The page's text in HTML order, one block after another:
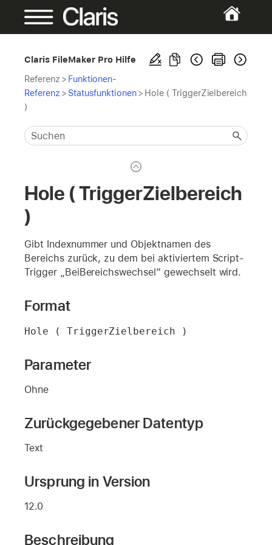
Claris FileMaker Pro Hilfe
Referenz > Funktionen-
Referenz > Statusfunktionen> Hole ( TriggerZielbereich
)
Hole ( TriggerZielbereich
)
Gibt Indexnummer und Objektnamen des
Bereichs zurück, zu dem bei aktiviertem Script-
Trigger „BeiBereichswechsel“ gewechselt wird.
Format
Hole ( TriggerZielbereich )
Parameter
Ohne
Zurückgegebener Datentyp
Text
Ursprung in Version
12.0
Beschreibung